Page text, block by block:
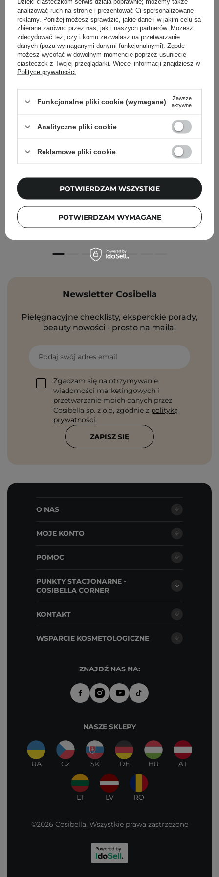
Rekomendowane dla Ciebie
Torriden - Dive-In For Men All In One - Nawilżająca
Newsletter Cosibella
Pielęgnacyjne checklisty, eksperckie porady,
beauty nowości - prosto na maila!
Podaj swój adres email
Zgadzam się na otrzymywanie
wiadomości marketingowych i
przetwarzanie moich danych przez
Cosibella sp. z o.o, zgodnie z polityką
prywatności.
ZAPISZ SIĘ
O NAS
MOJE KONTO
POMOC
PUNKTY STACJONARNE -
COSIBELLA CORNER
KONTAKT
WSPARCIE KOSMETOLOGICZNE
ZNAJDŹ NAS NA:
NASZE SKLEPY
UA CZ SK DE HU AT
LT LV RO
©2026 Cosibella. Wszystkie prawa zastrzeżone
Dzięki ciasteczkom serwis działa poprawnie; możemy także
analizować ruch na stronie i prezentować Ci spersonalizowane
reklamy. Poniżej możesz sprawdzić, jakie dane i w jakim celu są
zbierane zarówno przez nas, jak i naszych partnerów. Możesz
zdecydować też, czy i komu zezwalasz na przetwarzanie
danych (poza wymaganymi danymi funkcjonalnymi). Zgodę
możesz wycofać w dowolnym momencie poprzez usunięcie
ciasteczek z Twojej przeglądarki. Więcej informacji znajdziesz w
Polityce prywatności
Funkcjonalne pliki cookie (wymagane)
Zawsze
aktywne
Analityczne pliki cookie
Reklamowe pliki cookie
POTWIERDZAM WYMAGANE
POTWIERDZAM WSZYSTKIE